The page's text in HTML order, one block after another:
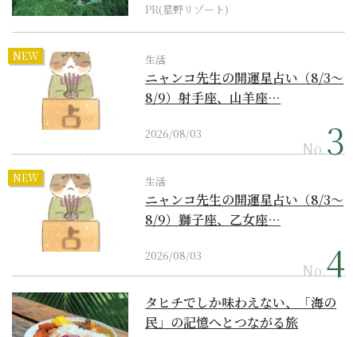
PR(星野リゾート)
NEW 生活
ニャンコ先生の開運星占い（8/3～
8/9）射手座、山羊座…
2026/08/03
No.
NEW 生活
ニャンコ先生の開運星占い（8/3～
8/9）獅子座、乙女座…
2026/08/03
No.
タヒチでしか味わえない、「海の
民」の記憶へとつながる旅